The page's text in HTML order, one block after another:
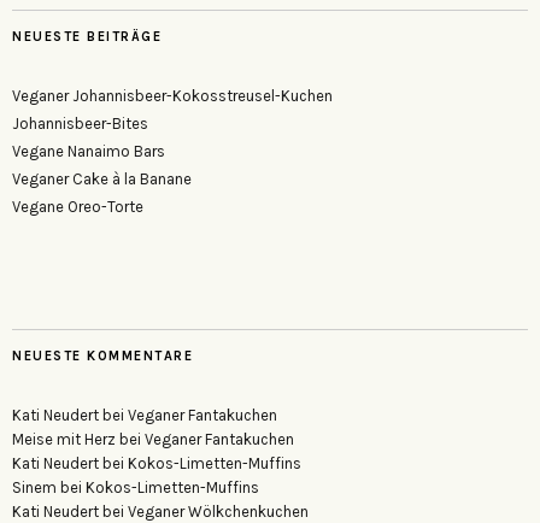
NEUESTE BEITRÄGE
Veganer Johannisbeer-Kokosstreusel-Kuchen
Johannisbeer-Bites
Vegane Nanaimo Bars
Veganer Cake à la Banane
Vegane Oreo-Torte
NEUESTE KOMMENTARE
Kati Neudert bei Veganer Fantakuchen
Meise mit Herz bei Veganer Fantakuchen
Kati Neudert bei Kokos-Limetten-Muffins
Sinem bei Kokos-Limetten-Muffins
Kati Neudert bei Veganer Wölkchenkuchen